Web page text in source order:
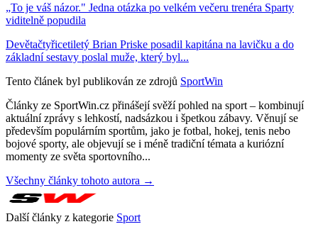
„To je váš názor." Jedna otázka po velkém večeru trenéra Sparty
viditelně popudila
Devětačtyřicetiletý Brian Priske posadil kapitána na lavičku a do
základní sestavy poslal muže, který byl...
Tento článek byl publikován ze zdrojů SportWin
Články ze SportWin.cz přinášejí svěží pohled na sport – kombinují
aktuální zprávy s lehkostí, nadsázkou i špetkou zábavy. Věnují se
především populárním sportům, jako je fotbal, hokej, tenis nebo
bojové sporty, ale objevují se i méně tradiční témata a kuriózní
momenty ze světa sportovního...
Všechny články tohoto autora →
Další články z kategorie Sport